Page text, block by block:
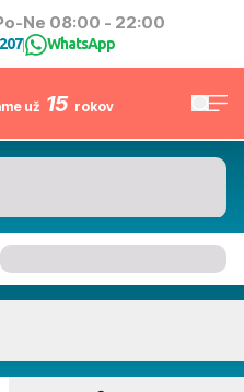
Ne 08:00 - 22:00
| WhatsApp
už 15 rokov